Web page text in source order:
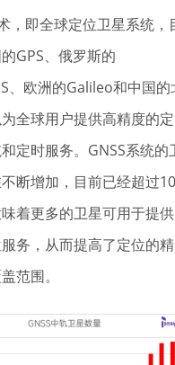
，即全球定位卫星系统，
GPS、俄罗斯的
、欧洲的Galileo和中国的
全球用户提供高精度的定
定时服务。GNSS系统的
断增加，目前已经超过
着更多的卫星可用于提供
务，从而提高了定位的精
范围。